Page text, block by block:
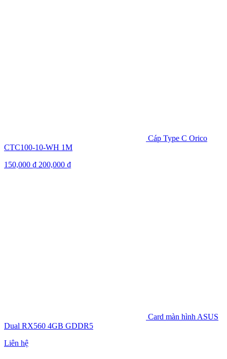
Cáp Type C Orico
CTC100-10-WH 1M
150,000 ₫ 200,000 ₫
Card màn hình ASUS
Dual RX560 4GB GDDR5
Liên hệ